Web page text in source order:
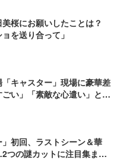
桜にお願いしたことは？
を送り合って」
キャスター」現場に豪華差
い」「素敵な心遣い」と反
初回、ラストシーン＆華
つの謎カットに注目集まる